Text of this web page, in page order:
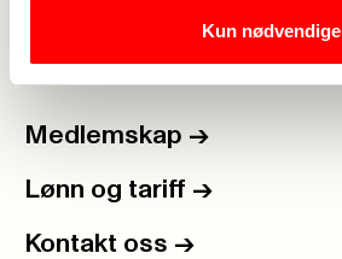
Kun nødvendige
Medlemskap ->
Lønn og tariff ->
Kontakt oss ->